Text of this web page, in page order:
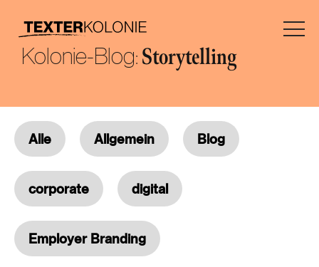
Kolonie-Blog:Storytelling
Alle Allgemein Blog
corporate digital
Employer Branding